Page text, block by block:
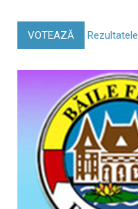
VOTEAZĂ Rezultatele